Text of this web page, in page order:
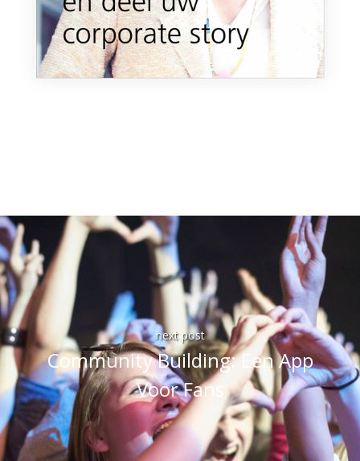
next post
Community Building: Een App
Voor Fans